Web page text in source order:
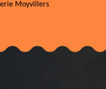
Moyvillers